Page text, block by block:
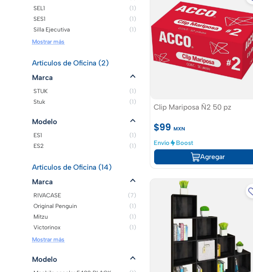
SEL1
(1)
SES1
(1)
Silla Ejecutiva
(1)
Mostrar más
Artículos de Oficina (2)
Marca
STUK
(1)
Stuk
(1)
Modelo
ES1
(1)
ES2
(1)
Artículos de Oficina (14)
Marca
RIVACASE
(7)
Original Penguin
(1)
Mitzu
(1)
Victorinox
(1)
Mostrar más
Modelo
Clip Mariposa Ñ2 50 pz
$99MXN
Envío
Boost
Agregar